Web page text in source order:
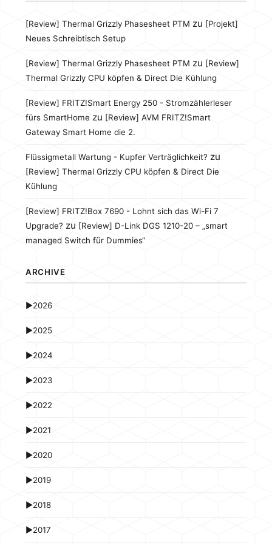
[Review] Thermal Grizzly Phasesheet PTM zu [Projekt]
Neues Schreibtisch Setup
[Review] Thermal Grizzly Phasesheet PTM zu [Review]
Thermal Grizzly CPU köpfen & Direct Die Kühlung
[Review] FRITZ!Smart Energy 250 - Stromzählerleser
fürs SmartHome zu [Review] AVM FRITZ!Smart
Gateway Smart Home die 2.
Flüssigmetall Wartung - Kupfer Verträglichkeit? zu
[Review] Thermal Grizzly CPU köpfen & Direct Die
Kühlung
[Review] FRITZ!Box 7690 - Lohnt sich das Wi-Fi 7
Upgrade? zu [Review] D-Link DGS 1210-20 – „smart
managed Switch für Dummies“
ARCHIVE
►2026
►2025
►2024
►2023
►2022
►2021
►2020
►2019
►2018
►2017